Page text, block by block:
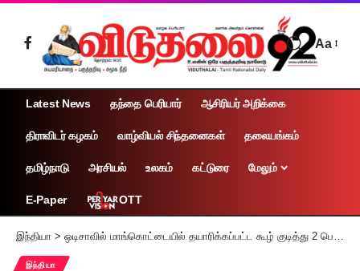
Aa
Latest News தந்தை பெரியார் ஆசிரியர் அறிக்கை
திராவிடர் கழகம் வாழ்வியல் சிந்தனைகள் தலையங்கம்
தமிழ்நாடு அரசியல் உலகம் கட்டுரை மேலும்
E-Paper OTT
இந்தியா > ஒடிசாவில் மாங்கொட்டையில் தயாரிக்கப்பட்ட கூழ் குடித்து 2 பெண்கள் உயிரிழப்பு 6 பேர் கவலைக்கிடம்
இந்தியா